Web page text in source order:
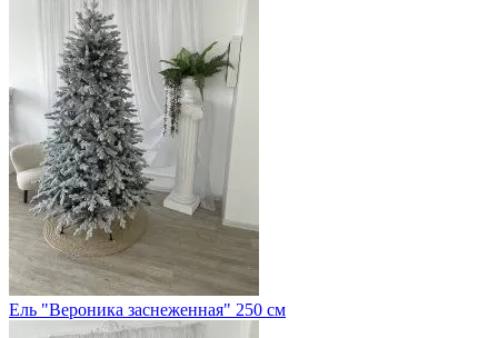
Ель "Вероника заснеженная" 250 см